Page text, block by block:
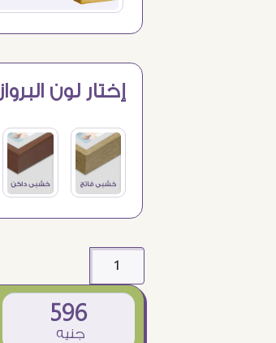
إختار لون البرواز
596
جنيه